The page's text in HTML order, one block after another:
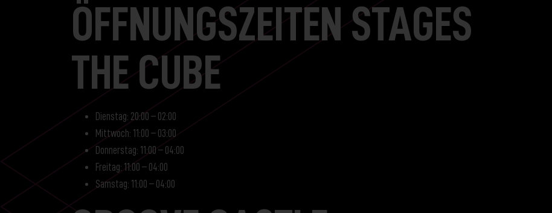
ÖFFNUNGSZEITEN STAGES
THE CUBE
Dienstag: 20:00 – 02:00
Mittwoch: 11:00 – 03:00
Donnerstag: 11:00 – 04:00
Freitag: 11:00 – 04:00
Samstag: 11:00 – 04:00